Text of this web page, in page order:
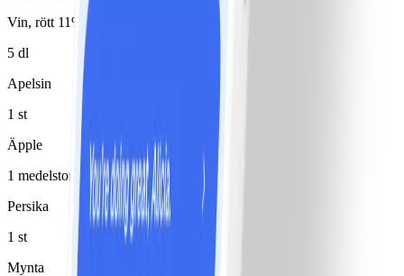
Vin, rött 11%
5 dl
Apelsin
1 st
Äpple
1 medelstor(t)/medelstora
Persika
1 st
Mynta